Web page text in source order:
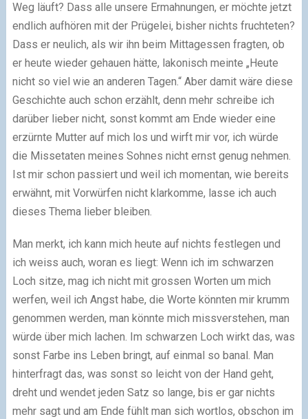
Weg läuft? Dass alle unsere Ermahnungen, er möchte jetzt
endlich aufhören mit der Prügelei, bisher nichts fruchteten?
Dass er neulich, als wir ihn beim Mittagessen fragten, ob
er heute wieder gehauen hätte, lakonisch meinte „Heute
nicht so viel wie an anderen Tagen.“ Aber damit wäre diese
Geschichte auch schon erzählt, denn mehr schreibe ich
darüber lieber nicht, sonst kommt am Ende wieder eine
erzürnte Mutter auf mich los und wirft mir vor, ich würde
die Missetaten meines Sohnes nicht ernst genug nehmen.
Ist mir schon passiert und weil ich momentan, wie bereits
erwähnt, mit Vorwürfen nicht klarkomme, lasse ich auch
dieses Thema lieber bleiben.
Man merkt, ich kann mich heute auf nichts festlegen und
ich weiss auch, woran es liegt: Wenn ich im schwarzen
Loch sitze, mag ich nicht mit grossen Worten um mich
werfen, weil ich Angst habe, die Worte könnten mir krumm
genommen werden, man könnte mich missverstehen, man
würde über mich lachen. Im schwarzen Loch wirkt das, was
sonst Farbe ins Leben bringt, auf einmal so banal. Man
hinterfragt das, was sonst so leicht von der Hand geht,
dreht und wendet jeden Satz so lange, bis er gar nichts
mehr sagt und am Ende fühlt man sich wortlos, obschon im